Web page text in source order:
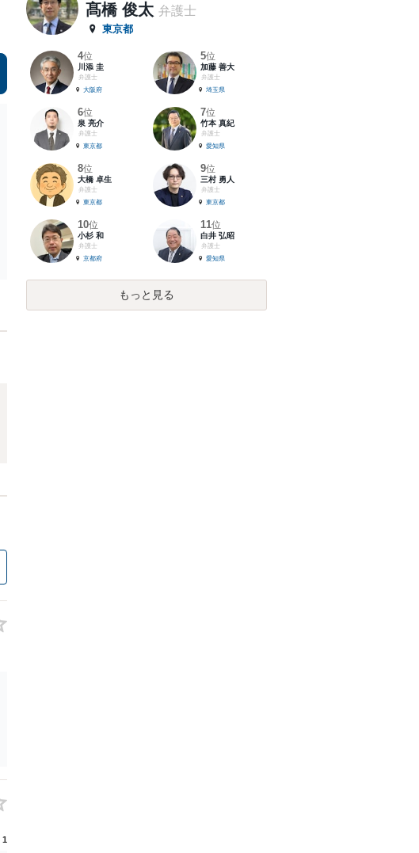
1
髙橋 俊太 弁護士
東京都
4位
川添 圭
弁護士
大阪府
5位
加藤 善大
弁護士
埼玉県
6位
泉 亮介
弁護士
東京都
7位
竹本 真紀
弁護士
愛知県
8位
大橋 卓生
弁護士
東京都
9位
三村 勇人
弁護士
東京都
10位
小杉 和
弁護士
京都府
11位
白井 弘昭
弁護士
愛知県
もっと見る